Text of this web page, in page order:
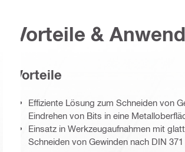
Vorteile &
Vorteile
Effiziente Lösung zum Schneiden von
Eindrehen von Bits in eine
Einsatz in Werkzeugaufnahmen mit
Schneiden von Gewinden nach DIN 371